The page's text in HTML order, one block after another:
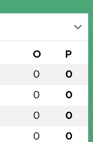
O P
0 0
0 0
0 0
0 0